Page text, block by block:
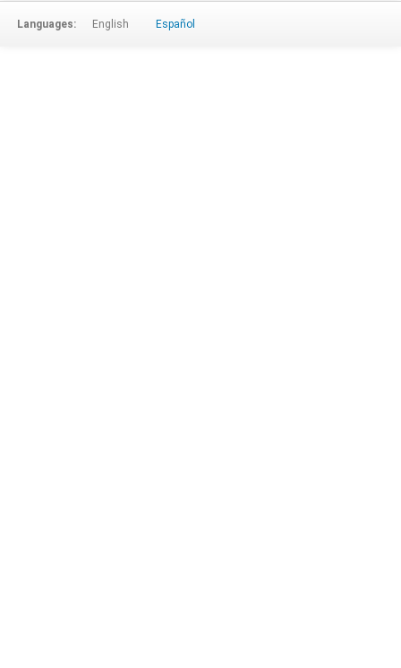
Languages: English Español